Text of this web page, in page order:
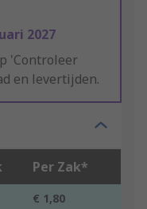
2027
'Controleer
en levertijden.
Per Zak*
€ 1,80